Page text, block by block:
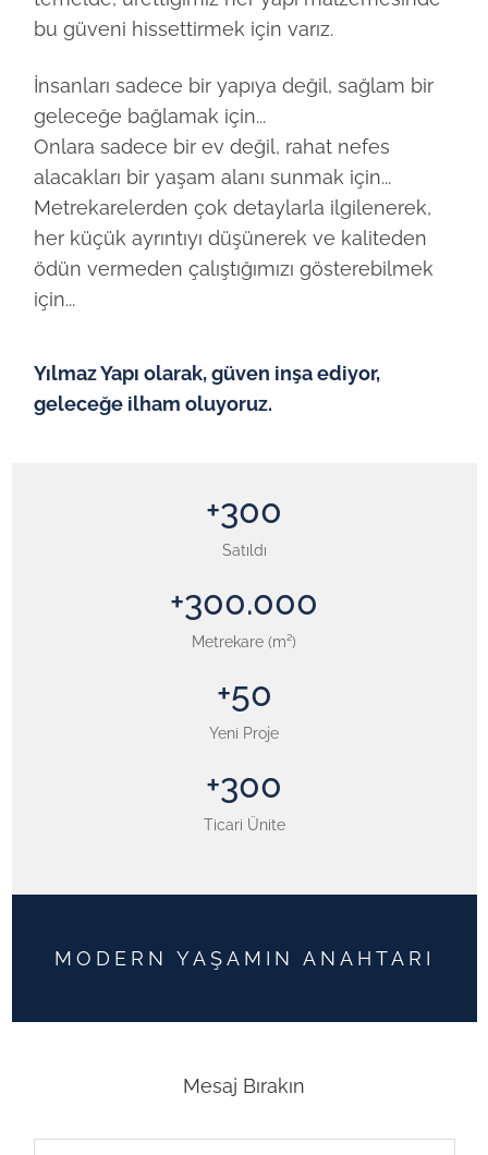
bu güveni hissettirmek için varız.
İnsanları sadece bir yapıya değil, sağlam bir
geleceğe bağlamak için...
Onlara sadece bir ev değil, rahat nefes
alacakları bir yaşam alanı sunmak için...
Metrekarelerden çok detaylarla ilgilenerek,
her küçük ayrıntıyı düşünerek ve kaliteden
ödün vermeden çalıştığımızı gösterebilmek
için...
Yılmaz Yapı olarak, güven inşa ediyor,
geleceğe ilham oluyoruz.
+300
Satıldı
+300.000
Metrekare (m²)
+50
Yeni Proje
+300
Ticari Ünite
MODERN YAŞAMIN ANAHTARI
Mesaj Bırakın